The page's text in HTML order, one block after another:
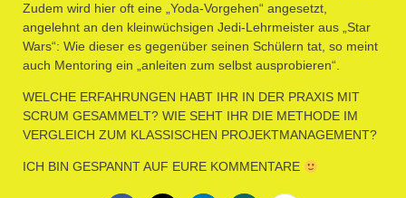
Zudem wird hier oft eine „Yoda-Vorgehen“ angesetzt,
angelehnt an den kleinwüchsigen Jedi-Lehrmeister aus „Star
Wars“: Wie dieser es gegenüber seinen Schülern tat, so meint
auch Mentoring ein „anleiten zum selbst ausprobieren“.
WELCHE ERFAHRUNGEN HABT IHR IN DER PRAXIS MIT
SCRUM GESAMMELT? WIE SEHT IHR DIE METHODE IM
VERGLEICH ZUM KLASSISCHEN PROJEKTMANAGEMENT?
ICH BIN GESPANNT AUF EURE KOMMENTARE